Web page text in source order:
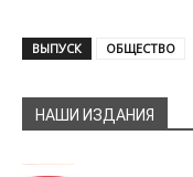
ВЫПУСК ОБЩЕСТВО
НАШИ ИЗДАНИЯ